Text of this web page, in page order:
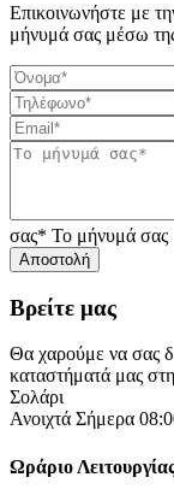
Επικοινωνήστε με
μήνυμά σας μέσω
σας* Το μήνυμά σας
Βρείτε μας
Θα χαρούμε να σας
καταστήματά μας
Σολάρι
Ανοιχτά Σήμερα
Ωράριο